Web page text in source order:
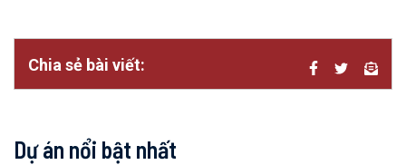
Chia sẻ bài viết:
Dự án nổi bật nhất